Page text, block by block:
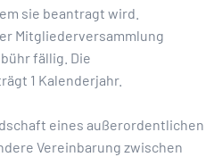
sie beantragt wird.
Mitgliederversammlung
fällig. Die
1 Kalenderjahr.
eines außerordentlichen
Vereinbarung zwischen